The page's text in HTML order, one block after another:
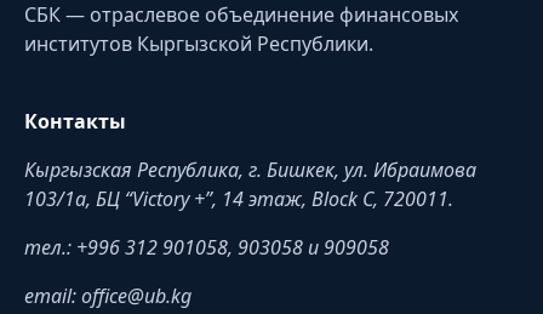
СБК — отраслевое объединение финансовых
институтов Кыргызской Республики.
Контакты
Кыргызская Республика, г. Бишкек, ул. Ибраимова
103/1a, БЦ “Victory +”, 14 этаж, Block C, 720011.
тел.: +996 312 901058, 903058 и 909058
email: office@ub.kg